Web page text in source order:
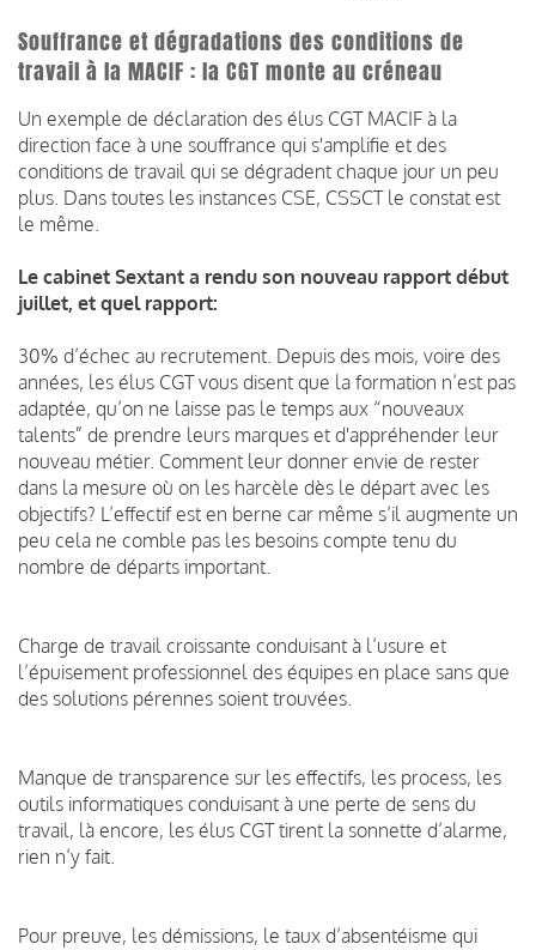
Souffrance et dégradations des conditions de
travail à la MACIF : la CGT monte au créneau
Un exemple de déclaration des élus CGT MACIF à la
direction face à une souffrance qui s'amplifie et des
conditions de travail qui se dégradent chaque jour un peu
plus. Dans toutes les instances CSE, CSSCT le constat est
le même.
Le cabinet Sextant a rendu son nouveau rapport début
juillet, et quel rapport:
30% d’échec au recrutement. Depuis des mois, voire des
années, les élus CGT vous disent que la formation n’est pas
adaptée, qu’on ne laisse pas le temps aux “nouveaux
talents” de prendre leurs marques et d'appréhender leur
nouveau métier. Comment leur donner envie de rester
dans la mesure où on les harcèle dès le départ avec les
objectifs? L’effectif est en berne car même s’il augmente un
peu cela ne comble pas les besoins compte tenu du
nombre de départs important.
Charge de travail croissante conduisant à l’usure et
l’épuisement professionnel des équipes en place sans que
des solutions pérennes soient trouvées.
Manque de transparence sur les effectifs, les process, les
outils informatiques conduisant à une perte de sens du
travail, là encore, les élus CGT tirent la sonnette d’alarme,
rien n’y fait.
Pour preuve, les démissions, le taux d’absentéisme qui